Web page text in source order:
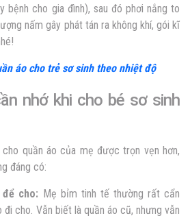
bệnh cho gia đình), sau đó phơi nắng to
nấm gây phát tán ra không khí, gói kĩ
áo cho trẻ sơ sinh theo nhiệt độ
nhớ khi cho bé sơ sinh
quần áo của mẹ được trọn vẹn hơn,
đáng có:
cho: Mẹ bỉm tinh tế thường rất cẩn
đi cho. Vẫn biết là quần áo cũ, nhưng vẫn